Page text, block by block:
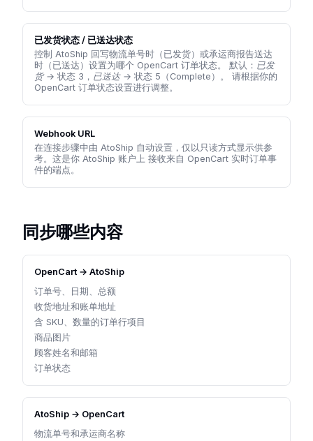
已发货状态 / 已送达状态
控制 AtoShip 回写物流单号时（已发货）或承运商报告送达
时（已送达）设置为哪个 OpenCart 订单状态。 默认： 已发
货→ 状态 3， 已送达→ 状态 5（Complete）。 请根据你的
OpenCart 订单状态设置进行调整。
Webhook URL
在连接步骤中由 AtoShip 自动设置，仅以只读方式显示供参
考。这是你 AtoShip 账户上 接收来自 OpenCart 实时订单事
件的端点。
同步哪些内容
OpenCart → AtoShip
订单号、日期、总额
收货地址和账单地址
含 SKU、数量的订单行项目
商品图片
顾客姓名和邮箱
订单状态
AtoShip → OpenCart
物流单号和承运商名称